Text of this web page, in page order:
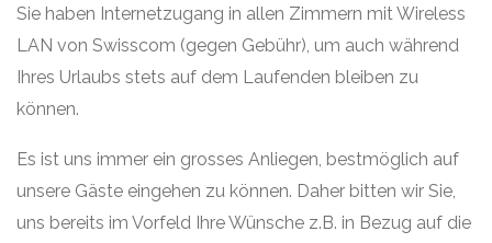
Sie haben Internetzugang in allen Zimmern mit Wireless
LAN von Swisscom (gegen Gebühr), um auch während
Ihres Urlaubs stets auf dem Laufenden bleiben zu
können.
Es ist uns immer ein grosses Anliegen, bestmöglich auf
unsere Gäste eingehen zu können. Daher bitten wir Sie,
uns bereits im Vorfeld Ihre Wünsche z.B. in Bezug auf die